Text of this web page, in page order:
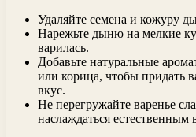
Удаляйте семена и кожуру
Нарежьте дыню на мелкие
варилась.
Добавьте натуральные
или корица, чтобы придать
вкус.
Не перегружайте варенье
наслаждаться